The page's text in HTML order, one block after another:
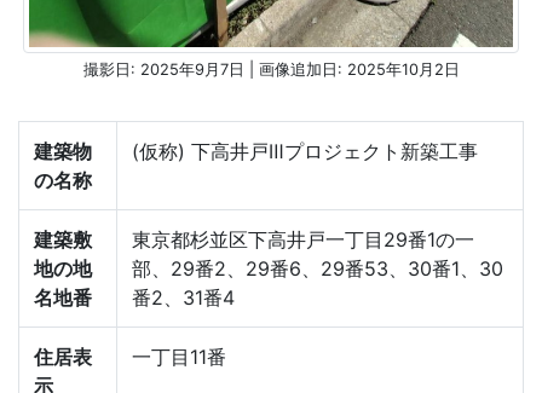
撮影日: 2025年9月7日 | 画像追加日: 2025年10月2日
建築物
の名称
(仮称) 下高井戸Ⅲプロジェクト新築工事
建築敷
地の地
名地番
東京都杉並区下高井戸一丁目29番1の一
部、29番2、29番6、29番53、30番1、30
番2、31番4
住居表
示
一丁目11番